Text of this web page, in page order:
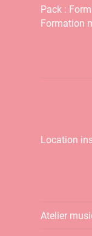
Pack :
Formation
Location
Atelier